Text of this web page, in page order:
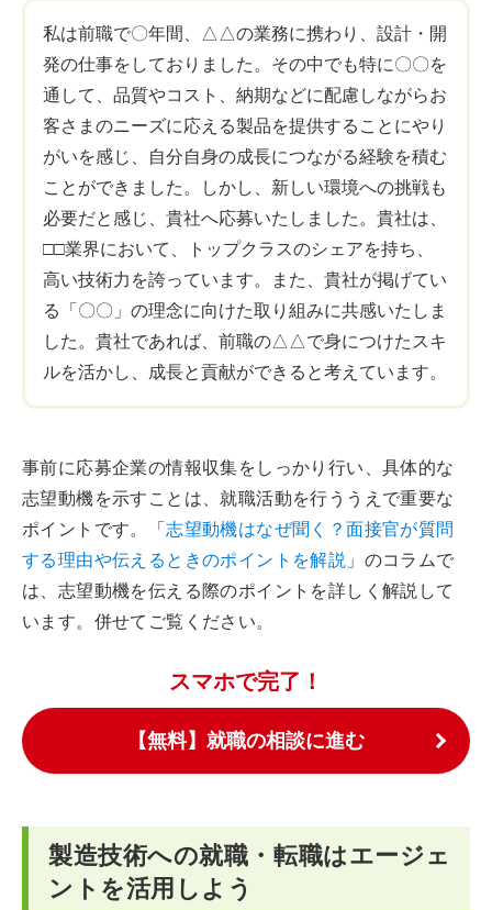
私は前職で〇年間、△△の業務に携わり、設計・開
発の仕事をしておりました。その中でも特に〇〇を
通して、品質やコスト、納期などに配慮しながらお
客さまのニーズに応える製品を提供することにやり
がいを感じ、自分自身の成長につながる経験を積む
ことができました。しかし、新しい環境への挑戦も
必要だと感じ、貴社へ応募いたしました。貴社は、
□□業界において、トップクラスのシェアを持ち、
高い技術力を誇っています。また、貴社が掲げてい
る「〇〇」の理念に向けた取り組みに共感いたしま
した。貴社であれば、前職の△△で身につけたスキ
ルを活かし、成長と貢献ができると考えています。
事前に応募企業の情報収集をしっかり行い、具体的な
志望動機を示すことは、就職活動を行ううえで重要な
ポイントです。「志望動機はなぜ聞く？面接官が質問
する理由や伝えるときのポイントを解説 」のコラムで
は、志望動機を伝える際のポイントを詳しく解説して
います。併せてご覧ください。
スマホで完了！
【無料】就職の相談に進む
製造技術への就職・転職はエージェ
ントを活用しよう